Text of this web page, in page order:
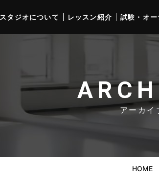
スタジオについて レッスン紹介 試験・オ
アーカイ
HOME